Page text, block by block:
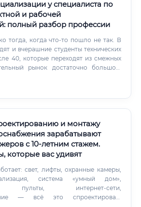
у специалиста по
и рабочей
полный разбор профессии
тогда, когда что-то пошло не так. В
и вчерашние студенты технических
40, которые переходят из смежных
рынок достаточно большой,
и монтажу
зарабатывают
с 10-летним стажем.
которые вас удивят
свет, лифты, охранные камеры,
система «умный дом»,
пульты, интернет-сети,
— всё это спроектировал,